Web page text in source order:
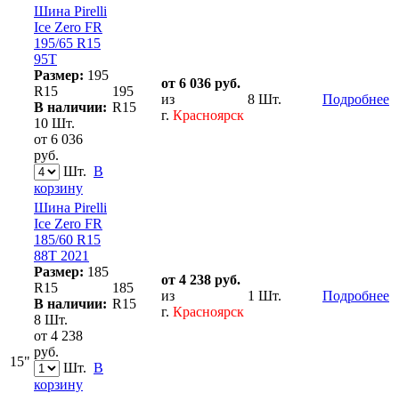
15"
Шина Pirelli
Ice Zero FR
195/65 R15
95T
Размер: 195
R15
В наличии:
10 Шт.
от 6 036
руб.
Шт. В
корзину
195
R15
от 6 036 руб.
из
г. Красноярск
8 Шт. Подробнее
Шина Pirelli
Ice Zero FR
185/60 R15
88T 2021
Размер: 185
R15
В наличии:
8 Шт.
от 4 238
руб.
Шт. В
корзину
185
R15
от 4 238 руб.
из
г. Красноярск
1 Шт. Подробнее